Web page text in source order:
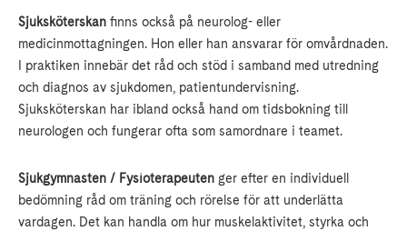
Sjuksköterskan finns också på neurolog- eller
medicinmottagningen. Hon eller han ansvarar för omvårdnaden.
I praktiken innebär det råd och stöd i samband med utredning
och diagnos av sjukdomen, patientundervisning.
Sjuksköterskan har ibland också hand om tidsbokning till
neurologen och fungerar ofta som samordnare i teamet.
Sjukgymnasten / Fysioterapeuten ger efter en individuell
bedömning råd om träning och rörelse för att underlätta
vardagen. Det kan handla om hur muskelaktivitet, styrka och